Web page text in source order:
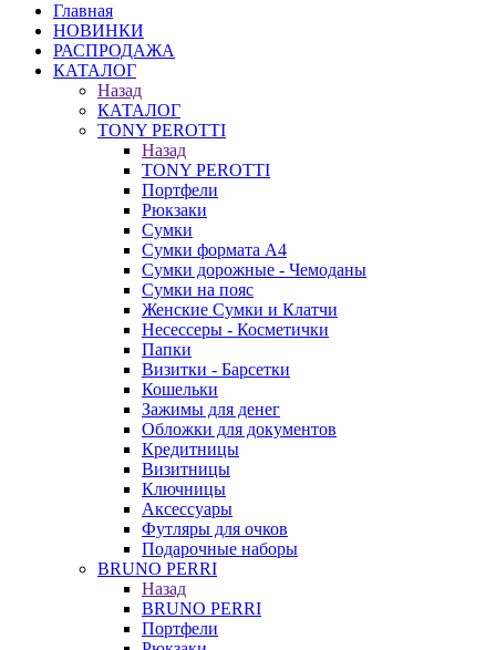
Главная
НОВИНКИ
РАСПРОДАЖА
КАТАЛОГ
Назад
КАТАЛОГ
TONY PEROTTI
Назад
TONY PEROTTI
Портфели
Рюкзаки
Сумки
Сумки формата А4
Сумки дорожные - Чемоданы
Сумки на пояс
Женские Сумки и Клатчи
Несессеры - Косметички
Папки
Визитки - Барсетки
Кошельки
Зажимы для денег
Обложки для документов
Кредитницы
Визитницы
Ключницы
Аксессуары
Футляры для очков
Подарочные наборы
BRUNO PERRI
Назад
BRUNO PERRI
Портфели